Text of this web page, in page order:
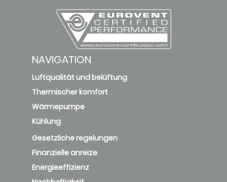
NAVIGATION
Luftqualität und belüftung
Thermischer komfort
Wärmepumpe
Kühlung
Gesetzliche regelungen
Finanzielle anreize
Energieeffizienz